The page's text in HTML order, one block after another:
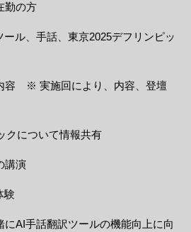
勤の方
ール、手話、東京2025デフリンピッ
容 ※ 実施回により、内容、登壇
クについて情報共有
講演
験
にAI手話翻訳ツールの機能向上に向